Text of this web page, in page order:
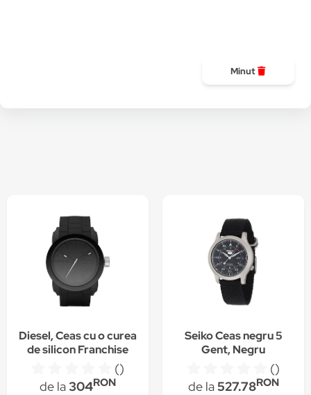
Minut
Diesel, Ceas cu o curea
de silicon Franchise
()
de la304RON
Seiko Ceas negru 5
Gent, Negru
()
de la527.78RON